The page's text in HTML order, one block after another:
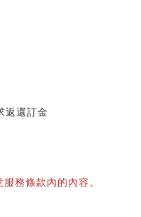
返還訂金
務條款內的內容。